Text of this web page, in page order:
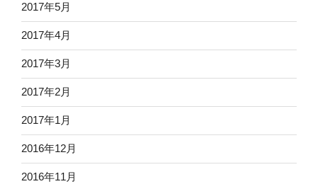
2017年5月
2017年4月
2017年3月
2017年2月
2017年1月
2016年12月
2016年11月